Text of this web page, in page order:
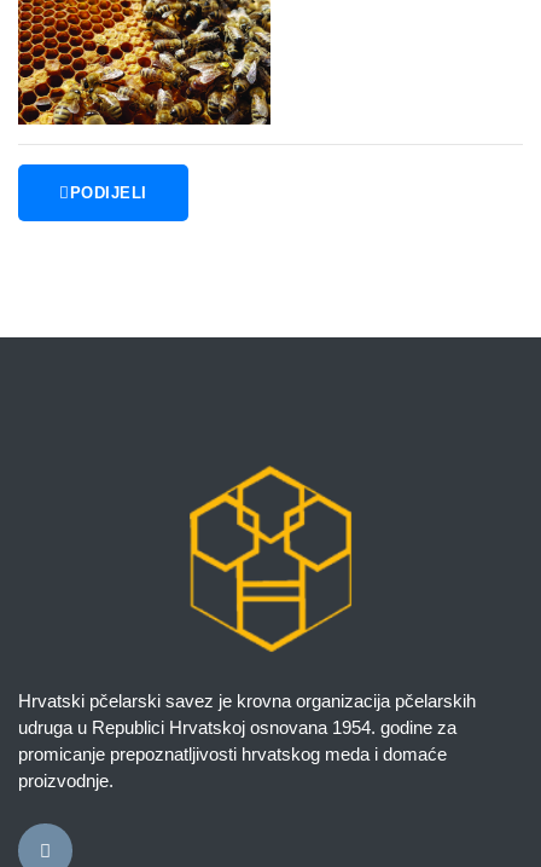
PODIJELI
Hrvatski pčelarski savez je krovna organizacija pčelarskih
udruga u Republici Hrvatskoj osnovana 1954. godine za
promicanje prepoznatljivosti hrvatskog meda i domaće
proizvodnje.